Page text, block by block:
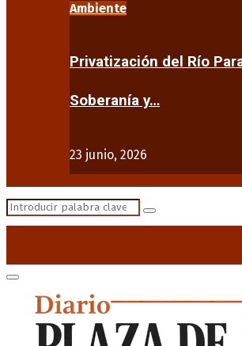
Ambiente
Privatización del Río
Soberanía y…
23 junio, 2026
Search
Search
Primary
Menu